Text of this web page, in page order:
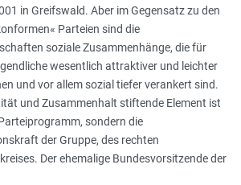
in Greifswald. Aber im Gegensatz zu den
Parteien sind die
soziale Zusammenhänge, die für
wesentlich attraktiver und leichter
und vor allem sozial tiefer verankert sind.
und Zusammenhalt stiftende Element ist
sondern die
der Gruppe, des rechten
Der ehemalige Bundesvorsitzende der